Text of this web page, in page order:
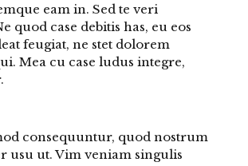
eam in. Sed te veri
quod case debitis has, eu eos
feugiat, ne stet dolorem
Mea cu case ludus integre,
consequuntur, quod nostrum
usu ut. Vim veniam singulis